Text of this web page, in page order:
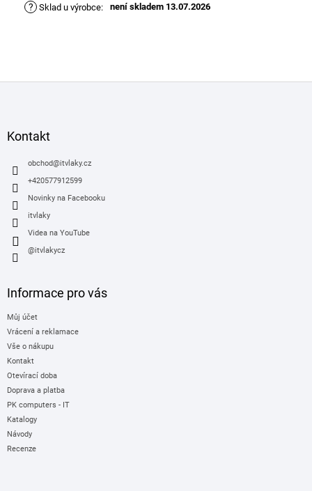
? Sklad u výrobce: není skladem 13.07.2026
Kontakt
obchod@itvlaky.cz
+420577912599
Novinky na Facebooku
itvlaky
Videa na YouTube
@itvlakycz
Informace pro vás
Můj účet
Vrácení a reklamace
Vše o nákupu
Kontakt
Otevírací doba
Doprava a platba
PK computers - IT
Katalogy
Návody
Recenze